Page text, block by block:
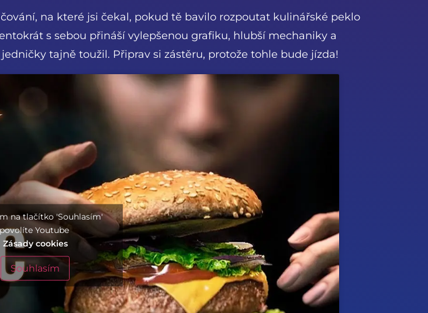
na které jsi čekal, pokud tě bavilo rozpoutat kulinářské peklo
s sebou přináší vylepšenou grafiku, hlubší mechaniky a
tajně toužil. Připrav si zástěru, protože tohle bude jízda!
na tlačítko 'Souhlasím'
povolíte Youtube
Zásady cookies
Souhlasím